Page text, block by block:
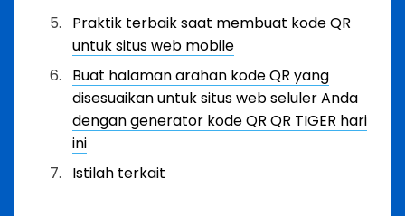
Praktik terbaik saat membuat kode QR
untuk situs web mobile
Buat halaman arahan kode QR yang
disesuaikan untuk situs web seluler Anda
dengan generator kode QR QR TIGER hari
ini
Istilah terkait